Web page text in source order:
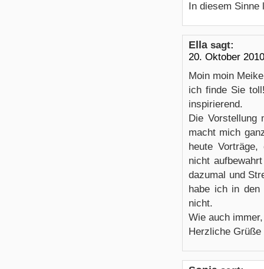
In diesem Sinne
Ella sagt:
20. Oktober
Moin moin
ich finde Sie
inspirierend.
Die Vorstellung
macht mich
heute
nicht
dazumal und
habe ich in den
nicht.
Wie auch
Herzliche